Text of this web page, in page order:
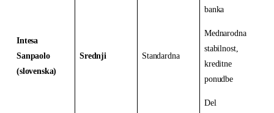
banka
Intesa
Sanpaolo
(slovenska)
Srednji Standardna
Mednarodna
stabilnost,
kreditne
ponudbe
Del